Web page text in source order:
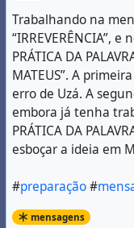
Trabalhando na
“IRREVERÊNCIA”,
PRÁTICA DA
MATEUS”. A
erro de Uzá. A
embora já tenha
PRÁTICA DA
esboçar a ideia em
#preparação#
mensagens